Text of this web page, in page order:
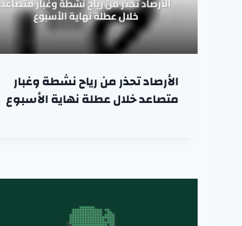
الأرصاد تحذر من رياح نشطة وغبار
متصاعد خلال عطلة نهاية الأسبوع